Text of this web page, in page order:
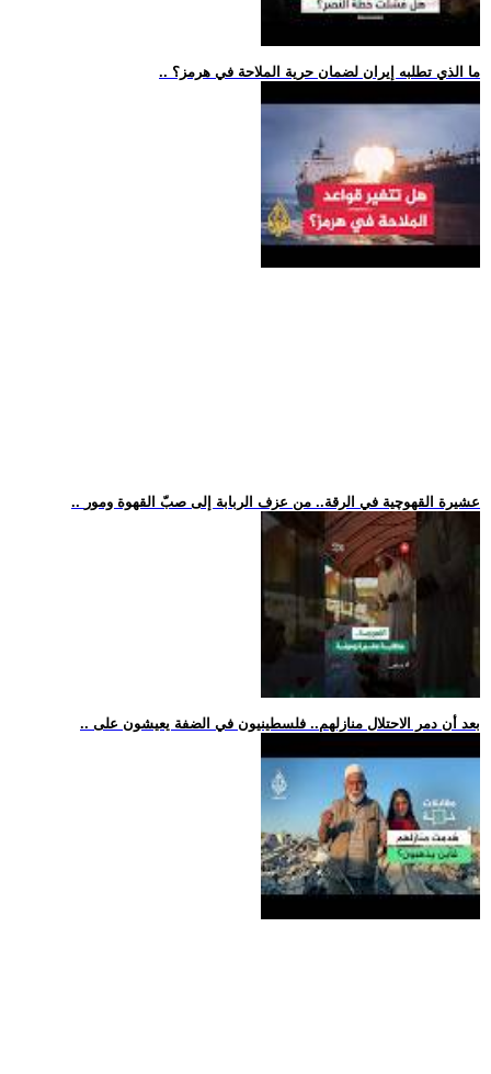
.. ما الذي تطلبه إيران لضمان حرية الملاحة في هرمز؟
.. عشيرة القهوچية في الرقة.. من عزف الربابة إلى صبّ القهوة ومور
.. بعد أن دمر الاحتلال منازلهم.. فلسطينيون في الضفة يعيشون على